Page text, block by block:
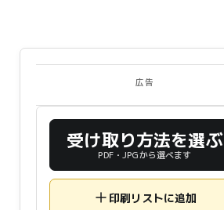
広告
受け取り方法を選ぶ
PDF・JPGから選べます
印刷リストに追加